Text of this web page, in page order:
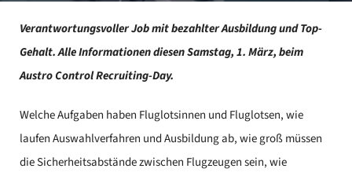
Verantwortungsvoller Job mit bezahlter Ausbildung und Top-
Gehalt. Alle Informationen diesen Samstag, 1. März, beim
Austro Control Recruiting-Day.
Welche Aufgaben haben Fluglotsinnen und Fluglotsen, wie
laufen Auswahlverfahren und Ausbildung ab, wie groß müssen
die Sicherheitsabstände zwischen Flugzeugen sein, wie